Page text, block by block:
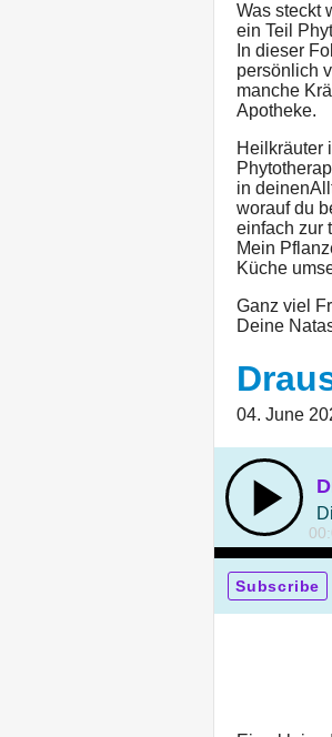
Was steckt
ein Teil
In dieser
persönlich
manche
Apotheke.
Heilkräuter
in
worauf du
einfach zur
Mein
Küche
Ganz viel
Deine
04. June
Subscribe